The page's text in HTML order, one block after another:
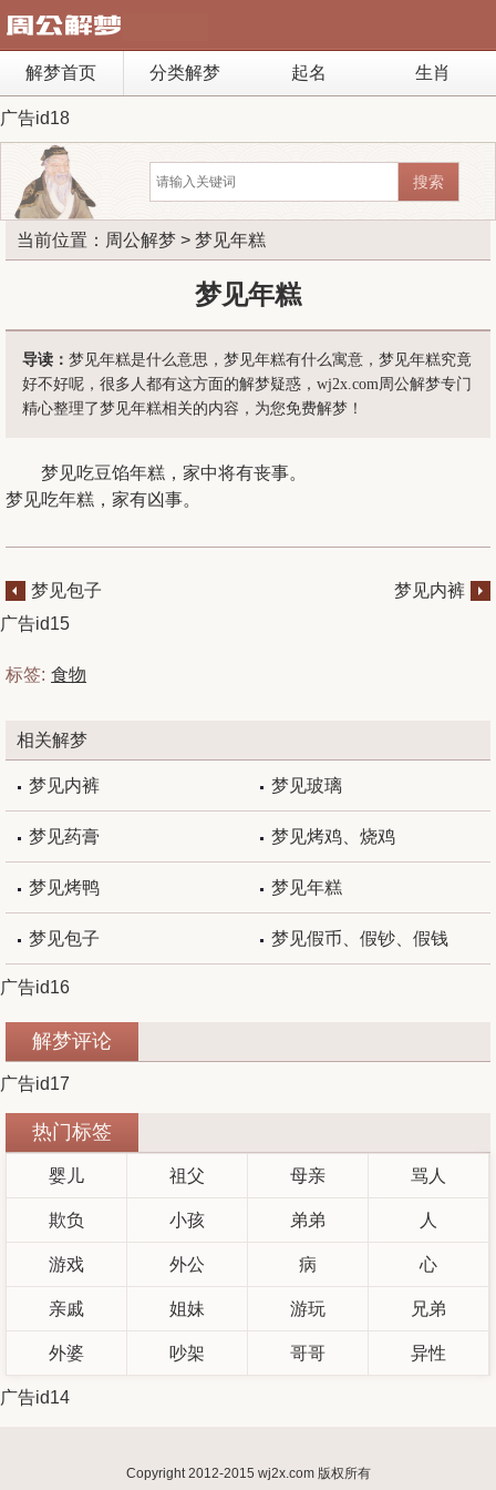
解梦首页 分类解梦 起名 生肖
广告id18
当前位置： 周公解梦 > 梦见年糕
梦见年糕
导读： 梦见年糕是什么意思，梦见年糕有什么寓意，梦见年糕究竟
好不好呢，很多人都有这方面的解梦疑惑，wj2x.com周公解梦专门
精心整理了梦见年糕相关的内容，为您免费解梦！
梦见吃豆馅年糕，家中将有丧事。
梦见吃年糕，家有凶事。
梦见包子
梦见内裤
广告id15
标签: 食物
相关解梦
梦见内裤 梦见玻璃
梦见药膏 梦见烤鸡、烧鸡
梦见烤鸭 梦见年糕
梦见包子 梦见假币、假钞、假钱
广告id16
解梦评论
广告id17
热门标签
婴儿 祖父 母亲 骂人
欺负 小孩 弟弟 人
游戏 外公 病 心
亲戚 姐妹 游玩 兄弟
外婆 吵架 哥哥 异性
广告id14
Copyright 2012-2015 wj2x.com 版权所有